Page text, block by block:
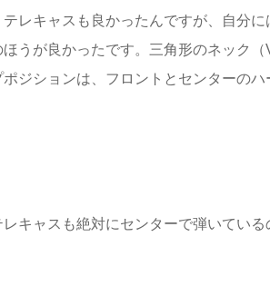
レキャスも良かったんですが、自分に
うが良かったです。三角形のネック（
ジションは、フロントとセンターのハ
キャスも絶対にセンターで弾いている